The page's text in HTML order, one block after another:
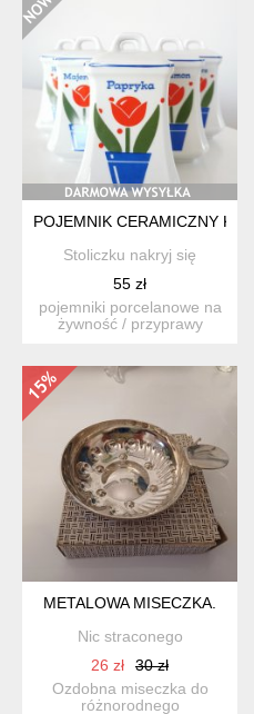
POJEMNIK CERAMICZNY
Stoliczku nakryj się
55 zł
pojemniki porcelanowe na
żywność / przyprawy
METALOWA MISECZKA.
Nic straconego
26 zł
30 zł
Ozdobna miseczka do
różnorodnego